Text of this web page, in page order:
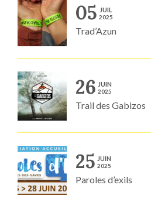
05 JUIL
2025
Trad’Azun
26 JUIN
2025
Trail des Gabizos
25 JUIN
2025
Paroles d’exils